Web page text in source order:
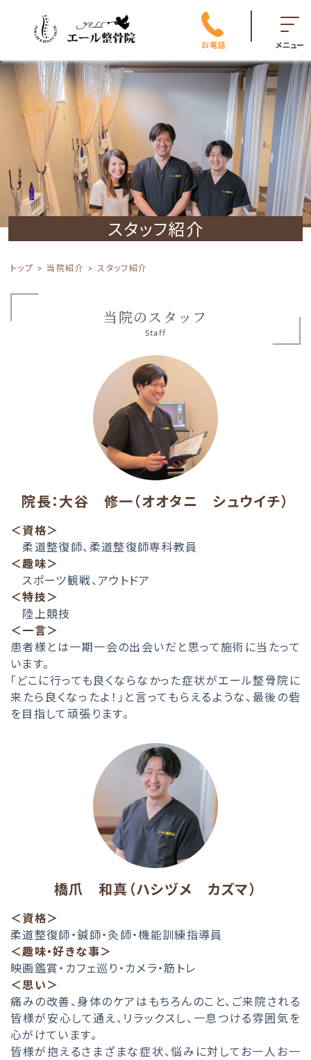
お電話 メニュー
スタッフ紹介
トップ 当院紹介 スタッフ紹介
当院のスタッフ
Staff
院長：大谷 修一（オオタニ シュウイチ）
＜資格＞
柔道整復師、柔道整復師専科教員
＜趣味＞
スポーツ観戦、アウトドア
＜特技＞
陸上競技
＜一言＞
患者様とは一期一会の出会いだと思って施術に当たって
います。
「どこに行っても良くならなかった症状がエール整骨院に
来たら良くなったよ！」と言ってもらえるような、最後の砦
を目指して頑張ります。
橋爪 和真（ハシヅメ カズマ）
＜資格＞
柔道整復師・鍼師・灸師・機能訓練指導員
＜趣味・好きな事＞
映画鑑賞・カフェ巡り・カメラ・筋トレ
＜思い＞
痛みの改善、身体のケアはもちろんのこと、ご来院される
皆様が安心して通え、リラックスし、一息つける雰囲気を
心がけています。
皆様が抱えるさまざまな症状、悩みに対してお一人お一